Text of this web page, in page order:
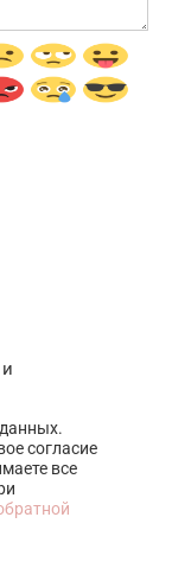
и
согласие
все